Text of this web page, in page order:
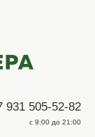
931 505-52-82
с 9:00 до 21:00